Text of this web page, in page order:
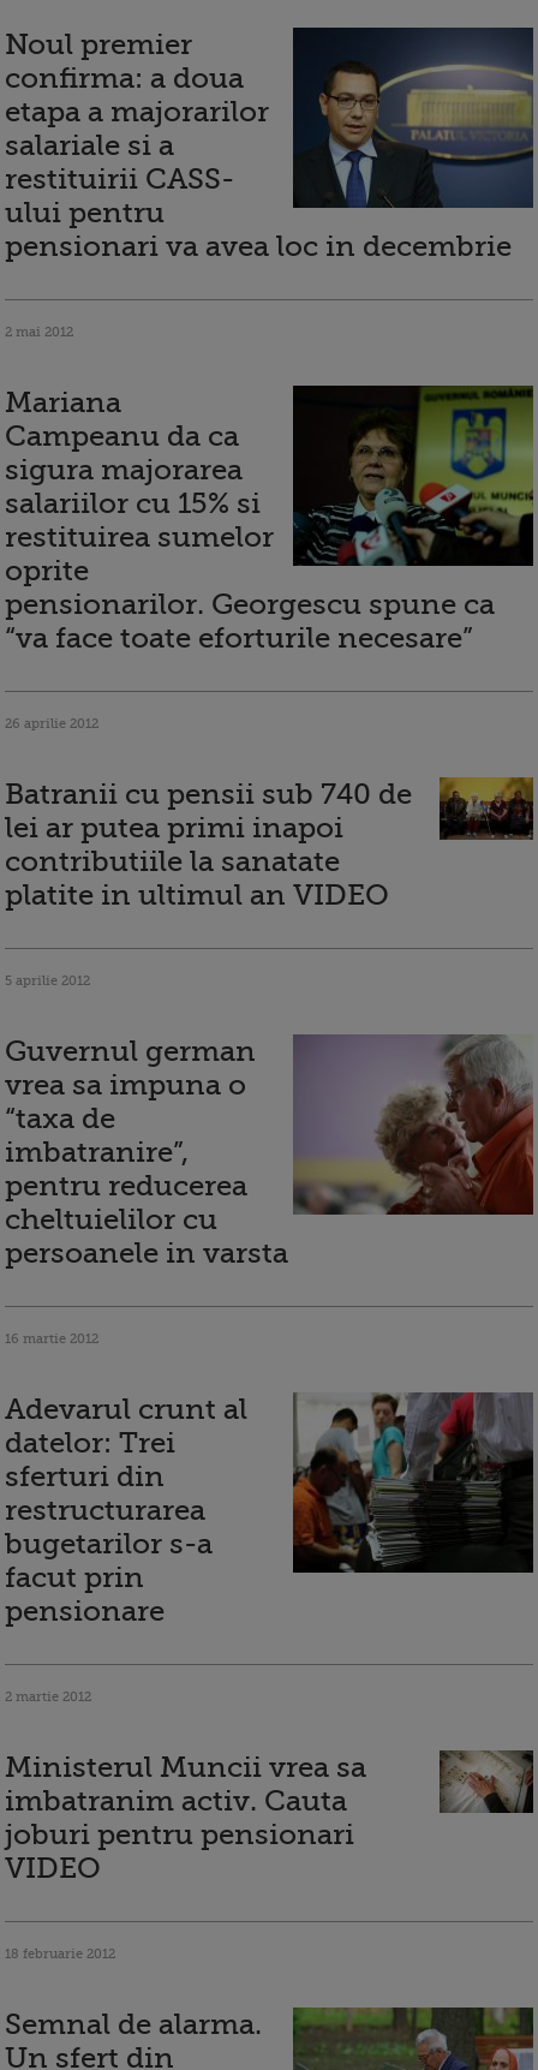
Noul premier
confirma: a doua
etapa a majorarilor
salariale si a
restituirii CASS-
ului pentru
pensionari va avea loc in decembrie
2 mai 2012
Mariana
Campeanu da ca
sigura majorarea
salariilor cu 15% si
restituirea sumelor
oprite
pensionarilor. Georgescu spune ca
“va face toate eforturile necesare”
26 aprilie 2012
Batranii cu pensii sub 740 de
lei ar putea primi inapoi
contributiile la sanatate
platite in ultimul an VIDEO
5 aprilie 2012
Guvernul german
vrea sa impuna o
“taxa de
imbatranire”,
pentru reducerea
cheltuielilor cu
persoanele in varsta
16 martie 2012
Adevarul crunt al
datelor: Trei
sferturi din
restructurarea
bugetarilor s-a
facut prin
pensionare
2 martie 2012
Ministerul Muncii vrea sa
imbatranim activ. Cauta
joburi pentru pensionari
VIDEO
18 februarie 2012
Semnal de alarma.
Un sfert din